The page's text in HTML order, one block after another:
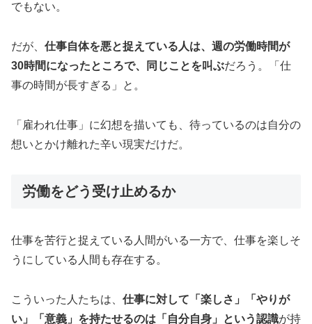
でもない。
だが、 仕事自体を悪と捉えている人は、週の労働時間が
30時間になったところで、同じことを叫ぶだろう。「仕
事の時間が長すぎる」と。
「雇われ仕事」に幻想を描いても、待っているのは自分の
想いとかけ離れた辛い現実だけだ。
労働をどう受け止めるか
仕事を苦行と捉えている人間がいる一方で、仕事を楽しそ
うにしている人間も存在する。
こういった人たちは、 仕事に対して「楽しさ」「やりが
い」「意義」を持たせるのは「自分自身」という認識が持